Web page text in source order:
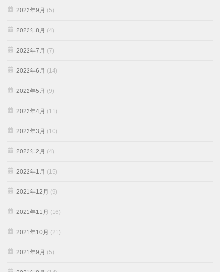
2022年9月 (5)
2022年8月 (4)
2022年7月 (7)
2022年6月 (14)
2022年5月 (9)
2022年4月 (11)
2022年3月 (10)
2022年2月 (4)
2022年1月 (15)
2021年12月 (9)
2021年11月 (16)
2021年10月 (21)
2021年9月 (5)